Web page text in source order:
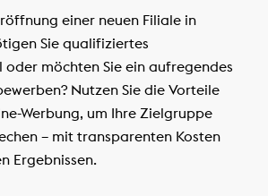
einer neuen Filiale in
Sie qualifiziertes
oder möchten Sie ein aufregendes
Nutzen Sie die Vorteile
Werbung, um Ihre Zielgruppe
– mit transparenten Kosten
Ergebnissen.